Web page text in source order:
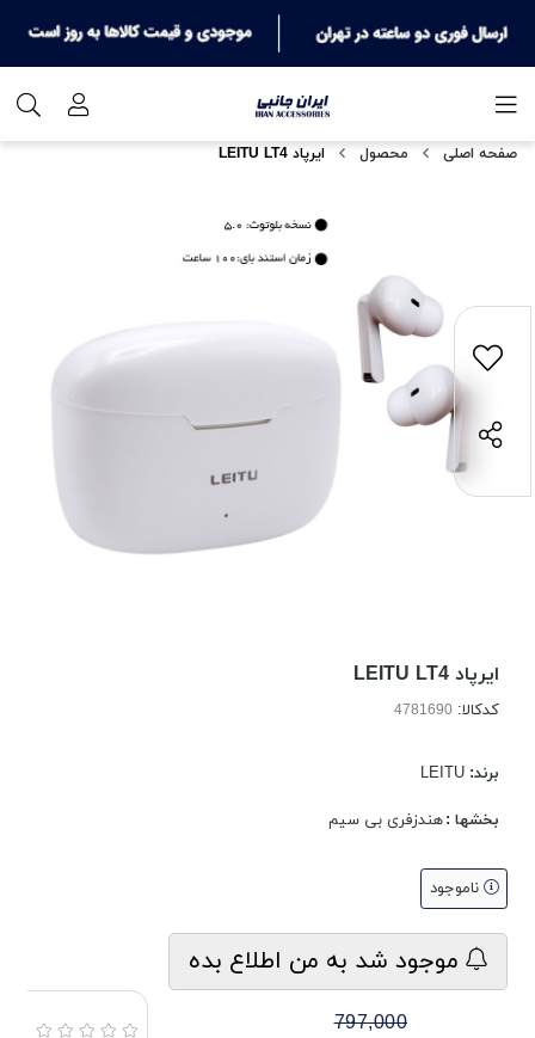
صفحه اصلی محصول ایرپاد LEITU LT4
ایرپاد LEITU LT4
کدکالا:
برند: LEITU
بخشها :هندزفری بی سیم
ناموجود
موجود شد به من اطلاع بده
797,000